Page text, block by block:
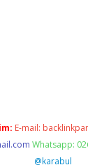
E-mail:
Whatsapp:
@karabul